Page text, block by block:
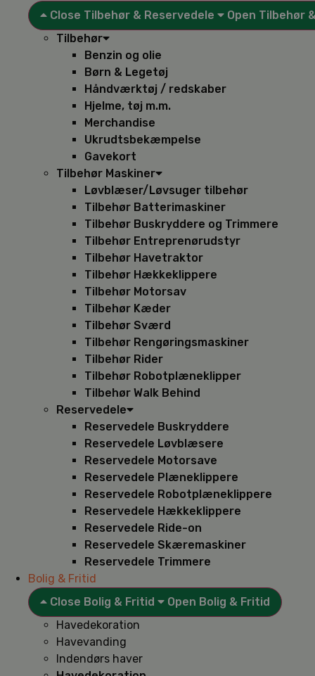
Close Tilbehør & Reservedele
Open Tilbehør
Tilbehør
Benzin og olie
Børn & Legetøj
Håndværktøj / redskaber
Hjelme, tøj m.m.
Merchandise
Ukrudtsbekæmpelse
Gavekort
Tilbehør Maskiner
Løvblæser/Løvsuger tilbehør
Tilbehør Batterimaskiner
Tilbehør Buskryddere og Trimmere
Tilbehør Entreprenørudstyr
Tilbehør Havetraktor
Tilbehør Hækkeklippere
Tilbehør Motorsav
Tilbehør Kæder
Tilbehør Sværd
Tilbehør Rengøringsmaskiner
Tilbehør Rider
Tilbehør Robotplæneklipper
Tilbehør Walk Behind
Reservedele
Reservedele Buskryddere
Reservedele Løvblæsere
Reservedele Motorsave
Reservedele Plæneklippere
Reservedele Robotplæneklippere
Reservedele Hækkeklippere
Reservedele Ride-on
Reservedele Skæremaskiner
Reservedele Trimmere
Bolig & Fritid
Close Bolig & Fritid
Open Bolig & Fritid
Havedekoration
Havevanding
Indendørs haver